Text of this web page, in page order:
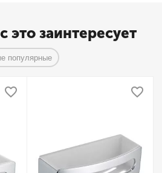
это заинтересует
популярные